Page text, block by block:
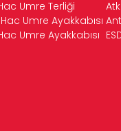
Umre Terliği
Umre Ayakkabısı
Umre Ayakkabısı